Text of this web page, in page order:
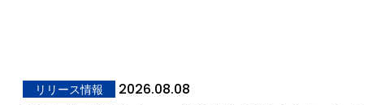
リリース情報 2026.08.08